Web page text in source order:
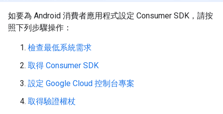
如要為 Android 消費者應用程式設定 Consumer SDK，請按
照下列步驟操作：
檢查最低系統需求
取得 Consumer SDK
設定 Google Cloud 控制台專案
取得驗證權杖